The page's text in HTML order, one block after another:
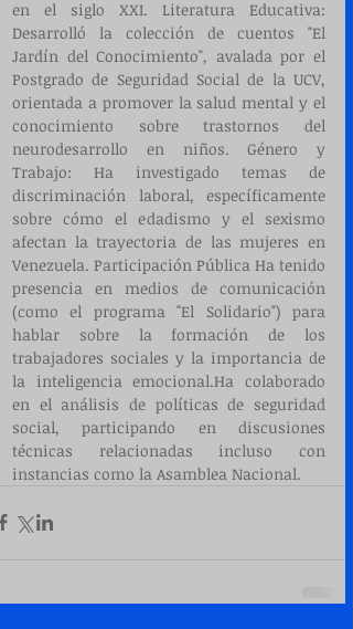
en el siglo XXI. ​Literatura Educativa:
Desarrolló la colección de cuentos "El
Jardín del Conocimiento", avalada por el
Postgrado de Seguridad Social de la UCV,
orientada a promover la salud mental y el
conocimiento sobre trastornos del
neurodesarrollo en niños. ​Género y
Trabajo: Ha investigado temas de
discriminación laboral, específicamente
sobre cómo el edadismo y el sexismo
afectan la trayectoria de las mujeres en
Venezuela. ​Participación Pública ​Ha tenido
presencia en medios de comunicación
(como el programa "El Solidario") para
hablar sobre la formación de los
trabajadores sociales y la importancia de
la inteligencia emocional.​Ha colaborado
en el análisis de políticas de seguridad
social, participando en discusiones
técnicas relacionadas incluso con
instancias como la Asamblea Nacional.